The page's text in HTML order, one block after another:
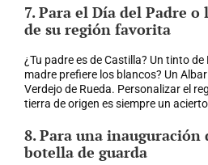
7. Para el Día del Padre
de su región favorita
¿Tu padre es de Castilla? Un tinto de
madre prefiere los blancos? Un
Verdejo de Rueda. Personalizar el
tierra de origen es siempre un
8. Para una inauguración
botella de guarda